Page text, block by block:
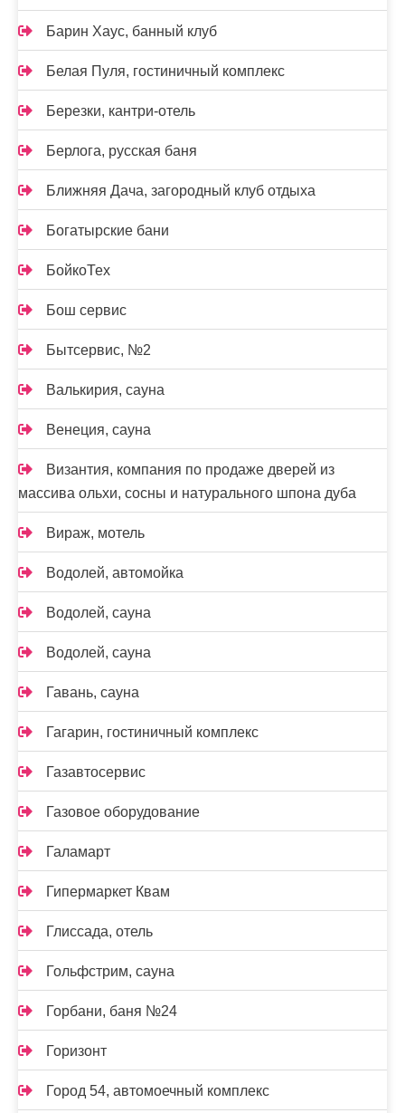
Барин Хаус, банный клуб
Белая Пуля, гостиничный комплекс
Березки, кантри-отель
Берлога, русская баня
Ближняя Дача, загородный клуб отдыха
Богатырские бани
БойкоТех
Бош сервис
Бытсервис, №2
Валькирия, сауна
Венеция, сауна
Византия, компания по продаже дверей из
массива ольхи, сосны и натурального шпона дуба
Вираж, мотель
Водолей, автомойка
Водолей, сауна
Водолей, сауна
Гавань, сауна
Гагарин, гостиничный комплекс
Газавтосервис
Газовое оборудование
Галамарт
Гипермаркет Квам
Глиссада, отель
Гольфстрим, сауна
Горбани, баня №24
Горизонт
Город 54, автомоечный комплекс